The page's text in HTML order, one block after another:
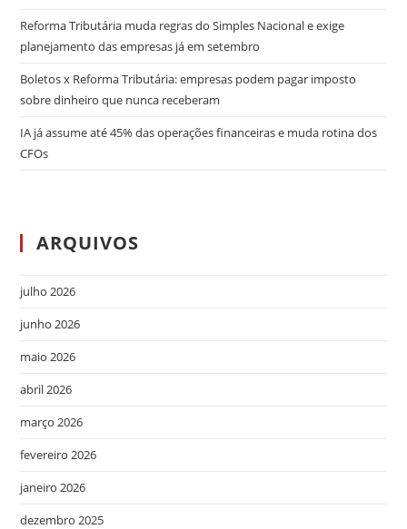
Reforma Tributária muda regras do Simples Nacional e exige
planejamento das empresas já em setembro
Boletos x Reforma Tributária: empresas podem pagar imposto
sobre dinheiro que nunca receberam
IA já assume até 45% das operações financeiras e muda rotina dos
CFOs
ARQUIVOS
julho 2026
junho 2026
maio 2026
abril 2026
março 2026
fevereiro 2026
janeiro 2026
dezembro 2025